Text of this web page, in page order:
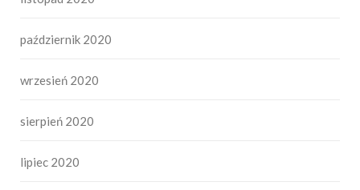
październik 2020
wrzesień 2020
sierpień 2020
lipiec 2020